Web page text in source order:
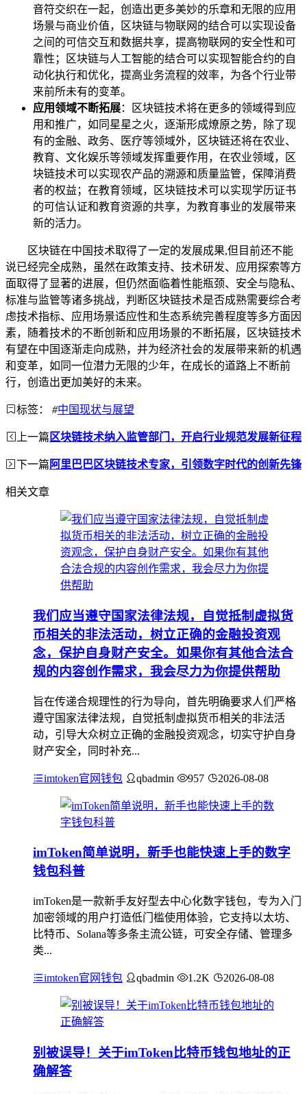
音符交织在一起，创造出更多美妙的乐章和无限的应用
场景与商业价值，区块链与物联网的结合可以实现设备
之间的可信交互和数据共享，提高物联网的安全性和可
靠性；区块链与人工智能的结合可以实现智能合约的自
动化执行和优化，提高业务流程的效率，为各个行业带
来前所未有的变革。
应用领域不断拓展：区块链技术将在更多的领域得到应
用和推广，如同星星之火，逐渐形成燎原之势，除了现
有的金融、政务、医疗等领域外，区块链还将在农业、
教育、文化娱乐等领域发挥重要作用，在农业领域，区
块链技术可以实现农产品的溯源和质量监管，保障消费
者的权益；在教育领域，区块链技术可以实现学历证书
的可信认证和教育资源的共享，为教育事业的发展带来
新的活力。
区块链在中国技术取得了一定的发展成果,但目前还不能
说已经完全成熟，虽然在政策支持、技术研发、应用探索等方
面取得了显著的进展，但仍然面临着性能瓶颈、安全与隐私、
标准与监管等诸多挑战，判断区块链技术是否成熟需要综合考
虑技术指标、应用场景适应性和生态系统完善程度等多方面因
素，随着技术的不断创新和应用场景的不断拓展，区块链技术
有望在中国逐渐走向成熟，并为经济社会的发展带来新的机遇
和变革，如同一位潜力无限的少年，在成长的道路上不断前
行，创造出更加美好的未来。
标签： #中国现状与展望
上一篇 区块链技术纳入监管部门，开启行业规范发展新征程
下一篇 阿里巴巴区块链技术专家，引领数字时代的创新先锋
相关文章
我们应当遵守国家法律法规，自觉抵制虚拟货
币相关的非法活动，树立正确的金融投资观
念，保护自身财产安全。如果你有其他合法合
规的内容创作需求，我会尽力为你提供帮助
旨在传递合规理性的行为导向，首先明确要求人们严格
遵守国家法律法规，自觉抵制虚拟货币相关的非法活
动，引导大众树立正确的金融投资观念，切实守护自身
财产安全，同时补充...
imtoken官网钱包 qbadmin 957 2026-08-08
imToken简单说明，新手也能快速上手的数字
钱包科普
imToken是一款新手友好型去中心化数字钱包，专为入门
加密领域的用户打造低门槛使用体验，它支持以太坊、
比特币、Solana等多条主流公链，可安全存储、管理多
类...
imtoken官网钱包 qbadmin 1.2K 2026-08-08
别被误导！关于imToken比特币钱包地址的正
确解答